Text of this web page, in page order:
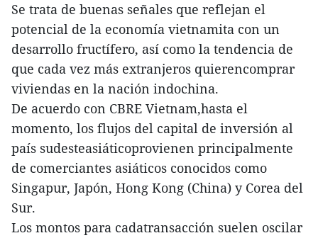
Se trata de buenas señales que reflejan el
potencial de la economía vietnamita con un
desarrollo fructífero, así como la tendencia de
que cada vez más extranjeros quierencomprar
viviendas en la nación indochina.
De acuerdo con CBRE Vietnam,hasta el
momento, los flujos del capital de inversión al
país sudesteasiáticoprovienen principalmente
de comerciantes asiáticos conocidos como
Singapur, Japón, Hong Kong (China) y Corea del
Sur.
Los montos para cadatransacción suelen oscilar